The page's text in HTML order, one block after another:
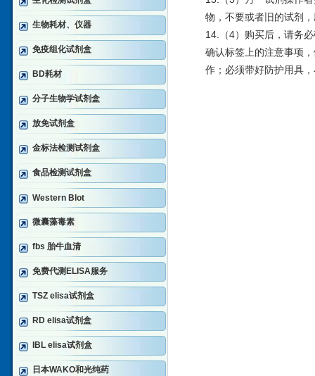
生物耗材、仪器
免疫组化试剂盒
BD耗材
分子生物学试剂盒
放免试剂盒
金标法检测试剂盒
食品检测试剂盒
Western Blot
微囊藻毒素
fbs 胎牛血清
免费代测ELISA服务
TSZ elisa试剂盒
RD elisa试剂盒
IBL elisa试剂盒
日本WAKO和光纯药
物，不要或者旧的试剂
14.（4）购买后，请务
确认标签上的注意事项
作；必须带好防护用具